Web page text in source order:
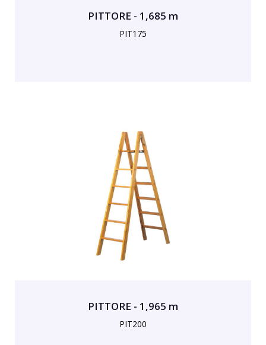
PITTORE - 1,685 m
PIT175
PITTORE - 1,965 m
PIT200